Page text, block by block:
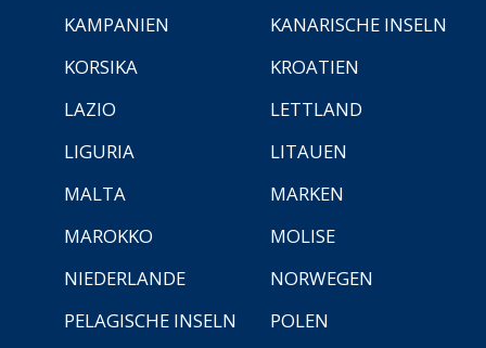
KAMPANIEN
KANARISCHE INSELN
KORSIKA
KROATIEN
LAZIO
LETTLAND
LIGURIA
LITAUEN
MALTA
MARKEN
MAROKKO
MOLISE
NIEDERLANDE
NORWEGEN
PELAGISCHE INSELN
POLEN